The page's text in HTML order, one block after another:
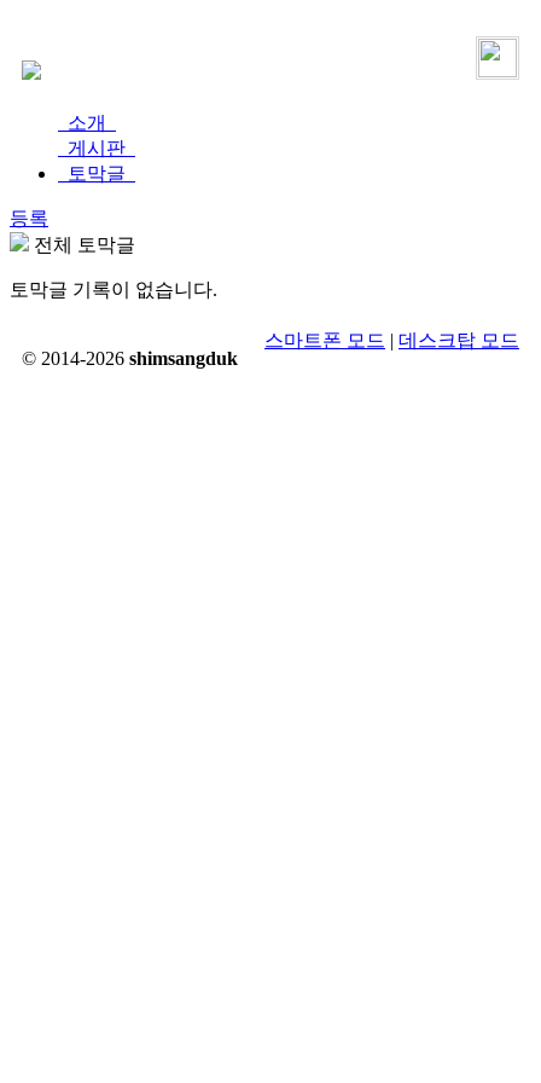
소개
게시판
토막글
등록
전체 토막글
토막글 기록이 없습니다.
© 2014-2026 shimsangduk
스마트폰 모드 | 데스크탑 모드